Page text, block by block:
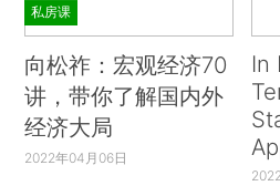
私房课
向松祚：宏观经济70
讲，带你了解国内外
经济大局
2022年04月06日
In